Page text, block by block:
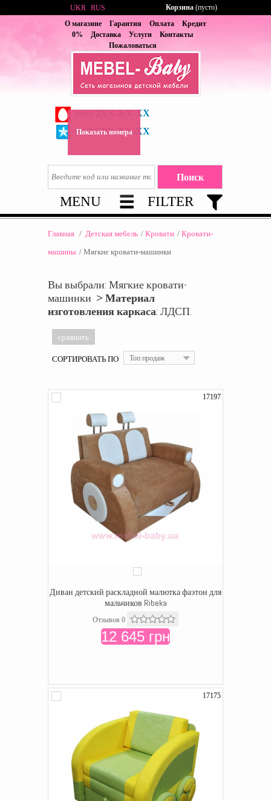
О магазине Гарантия Оплата
Кредит
0%
Доставка Услуги
Контакты
Пожаловаться
2XX-XX-XX
(067) 6XX-XX-XX
Показать номера
UKR RUS Корзина (пусто)
MENU FILTER
Главная / Детская мебель / Кровати / Кровати-
машины / Мягкие кровати-машинки
Вы выбрали: Мягкие кровати-
машинки > Материал
изготовления каркаса: ЛДСП.
СОРТИРОВАТЬ ПО Топ продаж
17197
Диван детский раскладной малютка фаэтон для
мальчиков Ribeka
Отзывов 0
12 645 грн
17175